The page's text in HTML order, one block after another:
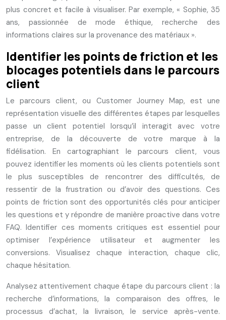
plus concret et facile à visualiser. Par exemple, « Sophie, 35
ans, passionnée de mode éthique, recherche des
informations claires sur la provenance des matériaux ».
Identifier les points de friction et les
blocages potentiels dans le parcours
client
Le parcours client, ou Customer Journey Map, est une
représentation visuelle des différentes étapes par lesquelles
passe un client potentiel lorsqu’il interagit avec votre
entreprise, de la découverte de votre marque à la
fidélisation. En cartographiant le parcours client, vous
pouvez identifier les moments où les clients potentiels sont
le plus susceptibles de rencontrer des difficultés, de
ressentir de la frustration ou d’avoir des questions. Ces
points de friction sont des opportunités clés pour anticiper
les questions et y répondre de manière proactive dans votre
FAQ. Identifier ces moments critiques est essentiel pour
optimiser l’expérience utilisateur et augmenter les
conversions. Visualisez chaque interaction, chaque clic,
chaque hésitation.
Analysez attentivement chaque étape du parcours client : la
recherche d’informations, la comparaison des offres, le
processus d’achat, la livraison, le service après-vente.